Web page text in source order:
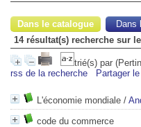
Dans le catalogue
Dans
14 résultat(s) recherche sur
trié(s) par
rss de la recherche
Partager
L'économie mondiale /
code du commerce